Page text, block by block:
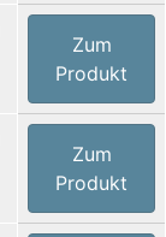
Zum
Produkt
Zum
Produkt